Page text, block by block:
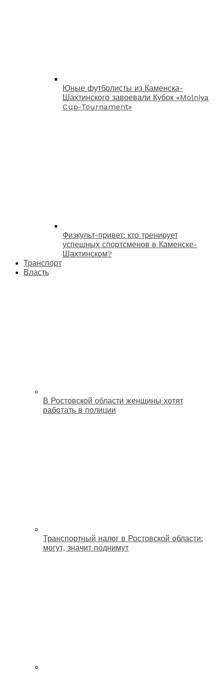
Юные футболисты из Каменска-
Шахтинского завоевали Кубок «Molniya
Cup-Tournament»
Физкульт-привет: кто тренирует
успешных спортсменов в Каменске-
Шахтинском?
Транспорт
Власть
В Ростовской области женщины хотят
работать в полиции
Транспортный налог в Ростовской области:
могут, значит поднимут